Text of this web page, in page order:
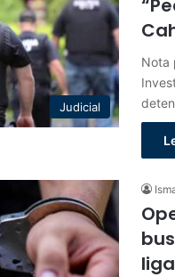
Judicial
Nota